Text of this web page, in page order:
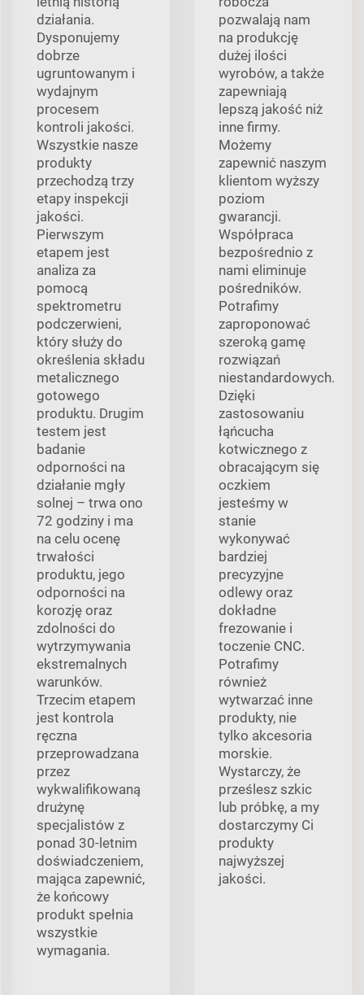
działania.
Dysponujemy
dobrze
ugruntowanym i
wydajnym
procesem
kontroli jakości.
Wszystkie nasze
produkty
przechodzą trzy
etapy inspekcji
jakości.
Pierwszym
etapem jest
analiza za
pomocą
spektrometru
podczerwieni,
który służy do
określenia składu
metalicznego
gotowego
produktu. Drugim
testem jest
badanie
odporności na
działanie mgły
solnej – trwa ono
72 godziny i ma
na celu ocenę
trwałości
produktu, jego
odporności na
korozję oraz
zdolności do
wytrzymywania
ekstremalnych
warunków.
Trzecim etapem
jest kontrola
ręczna
przeprowadzana
przez
wykwalifikowaną
drużynę
specjalistów z
ponad 30-letnim
doświadczeniem,
mająca zapewnić,
że końcowy
produkt spełnia
wszystkie
wymagania.
pozwalają nam
na produkcję
dużej ilości
wyrobów, a także
zapewniają
lepszą jakość niż
inne firmy.
Możemy
zapewnić naszym
klientom wyższy
poziom
gwarancji.
Współpraca
bezpośrednio z
nami eliminuje
pośredników.
Potrafimy
zaproponować
szeroką gamę
rozwiązań
niestandardowych.
Dzięki
zastosowaniu
łąńcucha
kotwicznego z
obracającym się
oczkiem
jesteśmy w
stanie
wykonywać
bardziej
precyzyjne
odlewy oraz
dokładne
frezowanie i
toczenie CNC.
Potrafimy
również
wytwarzać inne
produkty, nie
tylko akcesoria
morskie.
Wystarczy, że
prześlesz szkic
lub próbkę, a my
dostarczymy Ci
produkty
najwyższej
jakości.